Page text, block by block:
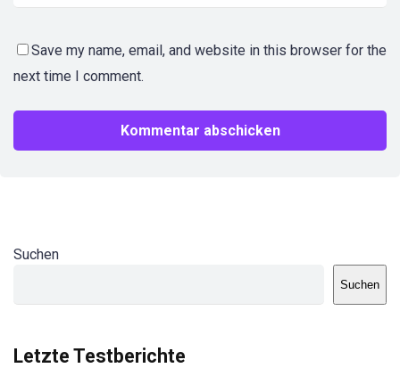
Save my name, email, and website in this browser for the
next time I comment.
Suchen
Suchen
Letzte Testberichte